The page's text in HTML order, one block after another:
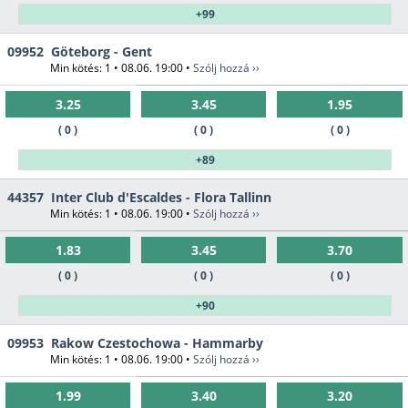
+99
09952 Göteborg - Gent
Min kötés: 1 • 08.06. 19:00 • Szólj hozzá ››
3.25
( 0 )
3.45
( 0 )
1.95
( 0 )
+89
44357 Inter Club d'Escaldes - Flora Tallinn
Min kötés: 1 • 08.06. 19:00 • Szólj hozzá ››
1.83
( 0 )
3.45
( 0 )
3.70
( 0 )
+90
09953 Rakow Czestochowa - Hammarby
Min kötés: 1 • 08.06. 19:00 • Szólj hozzá ››
1.99 3.40 3.20